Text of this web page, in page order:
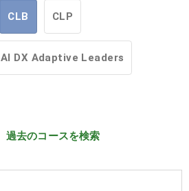
CLB CLP
AI DX Adaptive Leaders
過去のコースを検索